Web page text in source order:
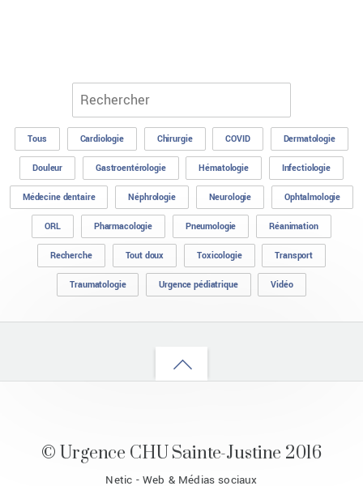
Tous Cardiologie Chirurgie COVID Dermatologie
Douleur Gastroentérologie Hématologie Infectiologie
Médecine dentaire Néphrologie Neurologie Ophtalmologie
ORL Pharmacologie Pneumologie Réanimation
Recherche Tout doux Toxicologie Transport
Traumatologie Urgence pédiatrique Vidéo
Back
© Urgence CHU Sainte-Justine 2016
Netic - Web & Médias sociaux